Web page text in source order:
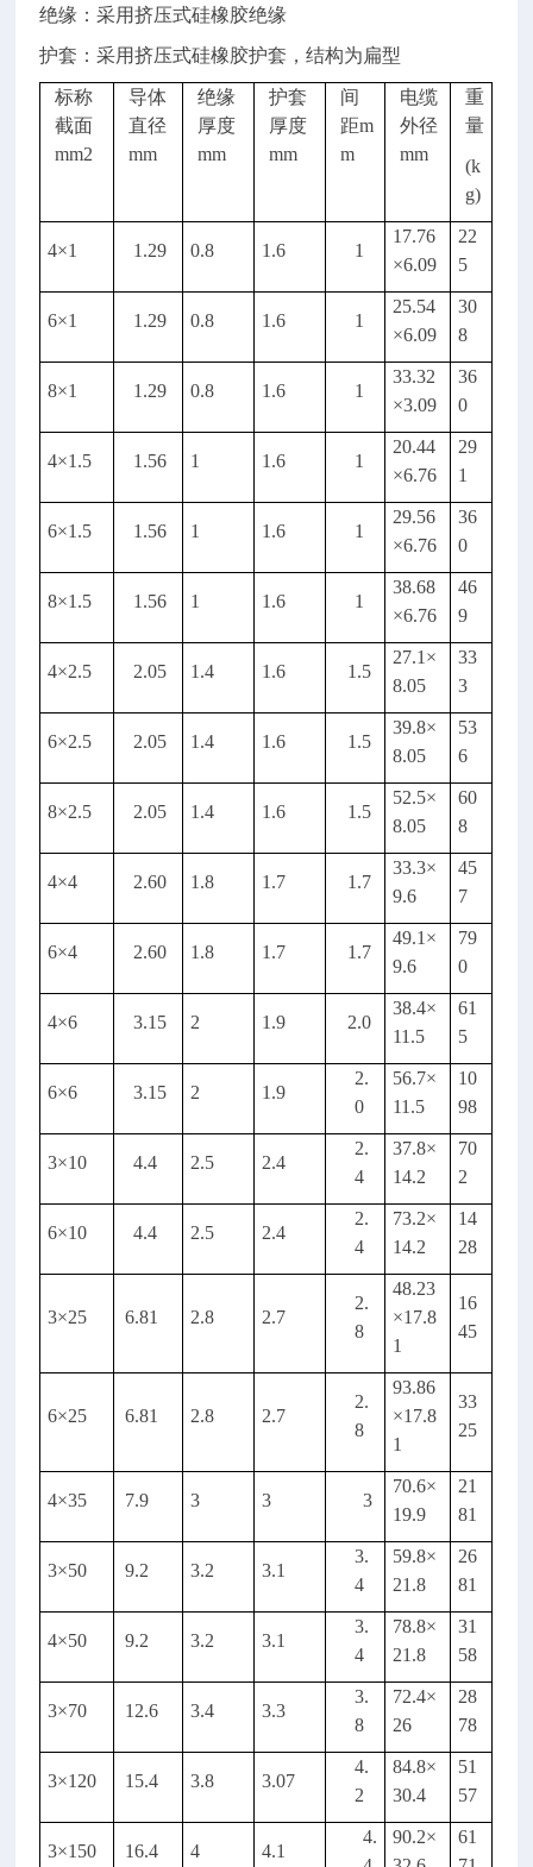
绝缘：采用挤压式硅橡胶绝缘
护套：采用挤压式硅橡胶护套，结构为扁型
标称
截面
mm2
导体
直径
mm
绝缘
厚度
mm
护套
厚度
mm
间
距m
m
电缆
外径
mm
重
量
(k
g)
4×1 1.29 0.8 1.6 1
17.76
×6.09
22
5
6×1 1.29 0.8 1.6 1
25.54
×6.09
30
8
8×1 1.29 0.8 1.6 1
33.32
×3.09
36
0
4×1.5 1.56 1 1.6 1
20.44
×6.76
29
1
6×1.5 1.56 1 1.6 1
29.56
×6.76
36
0
8×1.5 1.56 1 1.6 1
38.68
×6.76
46
9
4×2.5 2.05 1.4 1.6 1.5
27.1 ×
8.05
33
3
6×2.5 2.05 1.4 1.6 1.5
39.8×
8.05
53
6
8×2.5 2.05 1.4 1.6 1.5
52.5×
8.05
60
8
4×4 2.60 1.8 1.7 1.7
33.3×
9.6
45
7
6×4 2.60 1.8 1.7 1.7
49.1 ×
9.6
79
0
4×6 3.15 2 1.9 2.0
38.4×
11.5
61
5
6×6 3.15 2 1.9
2.
0
56.7×
11.5
10
98
3×10 4.4 2.5 2.4
2.
4
37.8×
14.2
70
2
6×10 4.4 2.5 2.4
2.
4
73.2×
14.2
14
28
3×25 6.81 2.8 2.7
2.
8
48.23
×17.8
1
16
45
6×25 6.81 2.8 2.7
2.
8
93.86
×17.8
1
33
25
4×35 7.9 3 3 3
70.6×
19.9
21
81
3×50 9.2 3.2 3.1
3.
4
59.8×
21.8
26
81
4×50 9.2 3.2 3.1
3.
4
78.8×
21.8
31
58
3×70 12.6 3.4 3.3
3.
8
72.4×
26
28
78
3×120 15.4 3.8 3.07
4.
2
84.8×
30.4
51
57
3×150 16.4 4 4.1
4.
90.2×
61